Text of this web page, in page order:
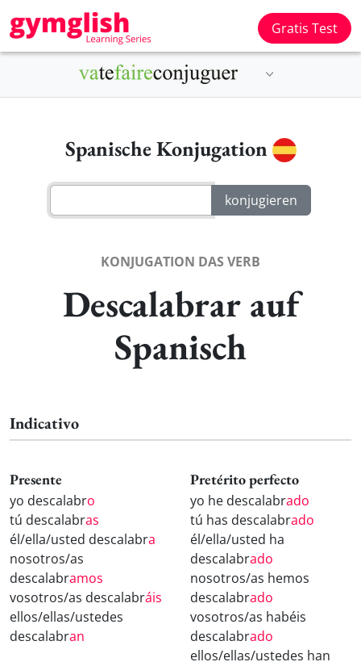
Gratis Test
Spanische Konjugation
KONJUGATION DAS VERB
Descalabrar auf
Spanisch
Indicativo
Presente
yo descalabro
tú descalabras
él/ella/usted descalabra
nosotros/as
descalabramos
vosotros/as descalabráis
ellos/ellas/ustedes
descalabran
Pretérito perfecto
yo he descalabrado
tú has descalabrado
él/ella/usted ha
descalabrado
nosotros/as hemos
descalabrado
vosotros/as habéis
descalabrado
ellos/ellas/ustedes han